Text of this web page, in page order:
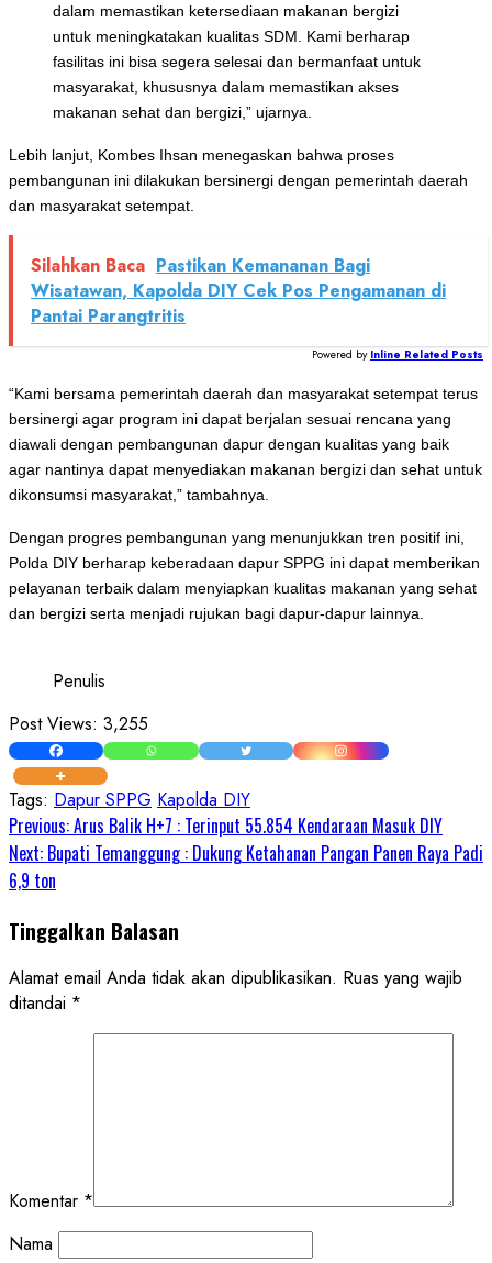
dalam memastikan ketersediaan makanan bergizi
untuk meningkatakan kualitas SDM. Kami berharap
fasilitas ini bisa segera selesai dan bermanfaat untuk
masyarakat, khususnya dalam memastikan akses
makanan sehat dan bergizi,” ujarnya.
Lebih lanjut, Kombes Ihsan menegaskan bahwa proses
pembangunan ini dilakukan bersinergi dengan pemerintah daerah
dan masyarakat setempat.
Silahkan Baca Pastikan Kemananan Bagi
Wisatawan, Kapolda DIY Cek Pos Pengamanan di
Pantai Parangtritis
Powered by Inline Related Posts
“Kami bersama pemerintah daerah dan masyarakat setempat terus
bersinergi agar program ini dapat berjalan sesuai rencana yang
diawali dengan pembangunan dapur dengan kualitas yang baik
agar nantinya dapat menyediakan makanan bergizi dan sehat untuk
dikonsumsi masyarakat,” tambahnya.
Dengan progres pembangunan yang menunjukkan tren positif ini,
Polda DIY berharap keberadaan dapur SPPG ini dapat memberikan
pelayanan terbaik dalam menyiapkan kualitas makanan yang sehat
dan bergizi serta menjadi rujukan bagi dapur-dapur lainnya.
Penulis
Post Views: 3,255
Tags: Dapur SPPG Kapolda DIY
Continue
Reading
Previous:Arus Balik H+7 : Terinput 55.854 Kendaraan Masuk DIY
Next: Bupati Temanggung : Dukung Ketahanan Pangan Panen Raya Padi
6,9 ton
Tinggalkan Balasan
Alamat email Anda tidak akan dipublikasikan. Ruas yang wajib
ditandai *
Komentar *
Nama